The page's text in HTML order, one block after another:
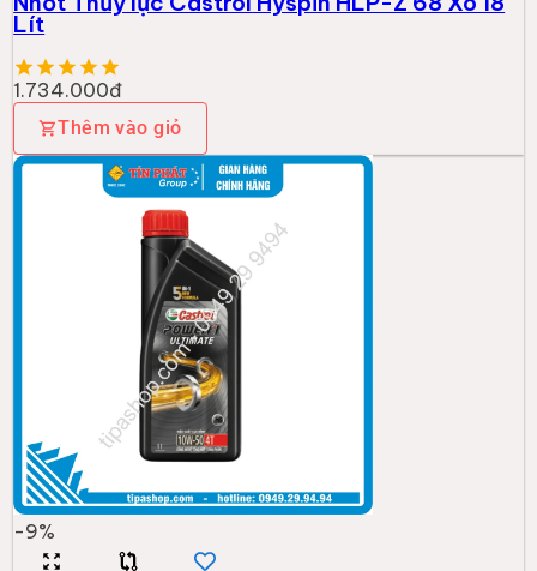
-9%
CASTROL
Nhớt Castrol Power1 ULTIMATE 10W50 4T (1L)
247.000đ
Thêm vào giỏ